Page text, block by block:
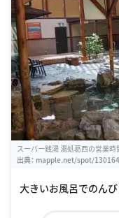
スーパー銭湯 湯処葛西の営業時
出典： mapple.net/spot/
大きいお風呂でのん